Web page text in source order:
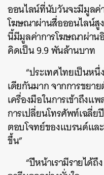
ออนไลน์ที่นับวันจะมีมูลค่
โฆษณาผ่านสื่อออนไลน์สู
นี้มีมูลค่าการโฆษณาผ่าน
คิดเป็น 9.9 พันล้านบาท
“ประเทศไทยเป็นห
เดียกันมาก จากการขยา
เครื่องมือในการเข้าถึง
การเปลี่ยนโทรศัพท์เฉลี่ย
ตอบโจทย์ของแบรนด์แล
ขึ้น”
“ปีหน้าเรามีรายได้